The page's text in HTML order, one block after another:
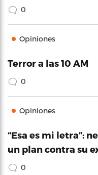
0
Opiniones
Terror a las 10 AM
0
Opiniones
“Esa es mi letra”:
un plan contra su
0